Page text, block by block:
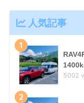
人気記事
1
5002
2